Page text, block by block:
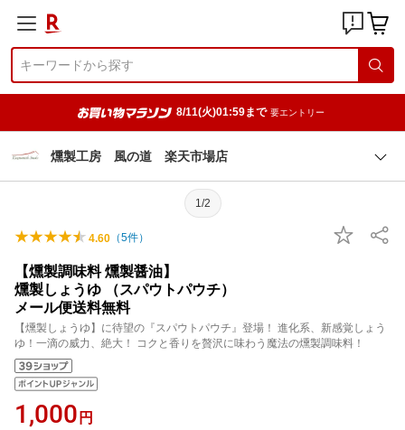
8/11(火)01:59まで 要エントリー
燻製工房 風の道 楽天市場店
1/2
4.60 （5件）
【燻製調味料 燻製醤油】
燻製しょうゆ （スパウトパウチ）
メール便送料無料
【燻製しょうゆ】に待望の『スパウトパウチ』登場！ 進化系、新感覚しょう
ゆ！一滴の威力、絶大！ コクと香りを贅沢に味わう魔法の燻製調味料！
1,000 円